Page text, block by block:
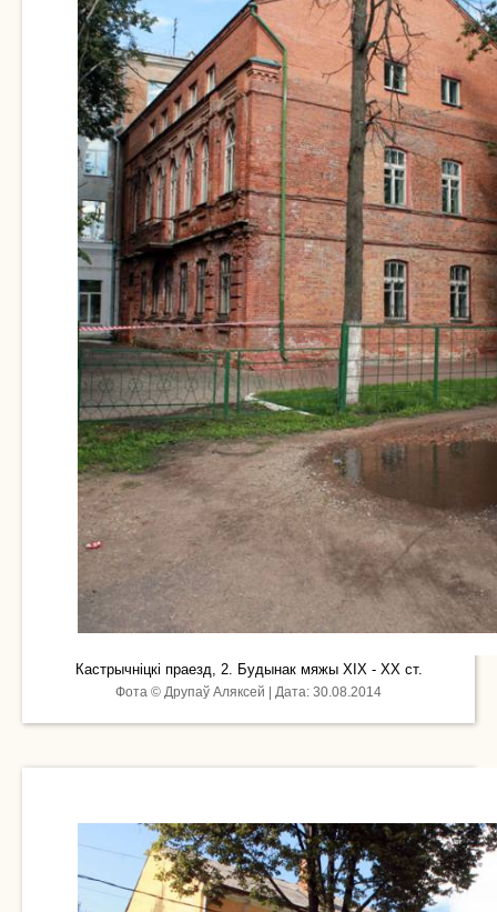
Кастрычніцкі праезд, 2. Будынак мяжы ХІХ - ХХ ст.
Фота © Друпаў Аляксей | Дата: 30.08.2014